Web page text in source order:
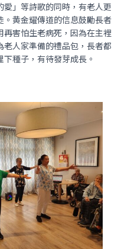
」等詩歌的同時，有老人更
黄金耀傳道的信息鼓勵長者
害怕生老病死，因為在主裡
人家準備的禮品包，長者都
種子，有待發芽成長。